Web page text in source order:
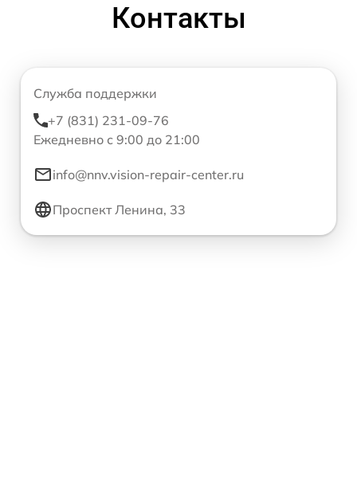
Контакты
Служба поддержки
+7 (831) 231-09-76
Ежедневно с 9:00 до 21:00
info@nnv.vision-repair-center.ru
Проспект Ленина, 33